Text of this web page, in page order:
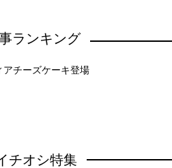
ランキング
アチーズケーキ登場
チオシ特集